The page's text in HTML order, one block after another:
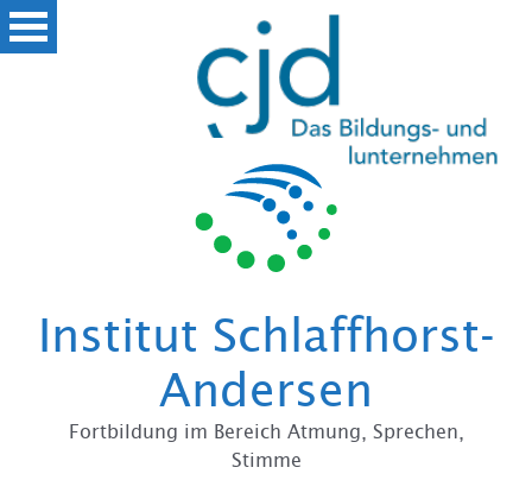
Institut Schlaffhorst-
Andersen
Fortbildung im Bereich Atmung, Sprechen,
Stimme